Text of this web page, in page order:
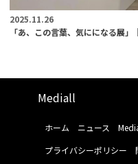
2025.11.26
「あ、この言葉、気にになる展
Mediall
ホーム ニュース
プライバシーポリシー